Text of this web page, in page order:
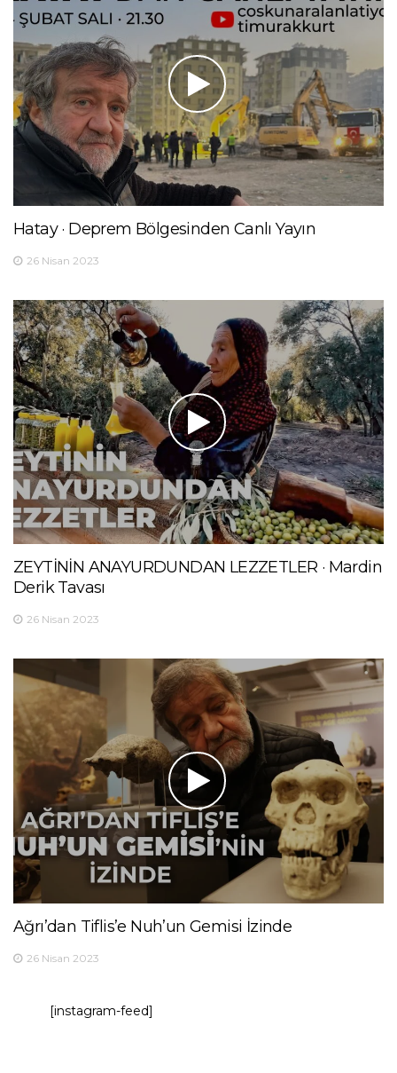
Hatay · Deprem Bölgesinden Canlı Yayın
26 Nisan 2023
ZEYTİNİN ANAYURDUNDAN LEZZETLER · Mardin
Derik Tavası
26 Nisan 2023
Ağrı’dan Tiflis’e Nuh’un Gemisi İzinde
26 Nisan 2023
[instagram-feed]